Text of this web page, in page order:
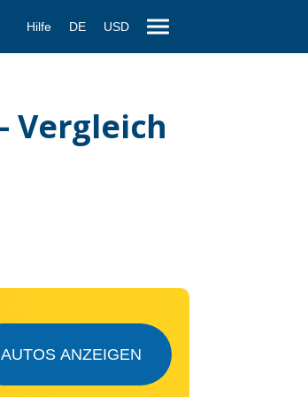
Hilfe DE USD
Vergleich
AUTOS ANZEIGEN